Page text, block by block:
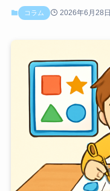
コラム 2026年6月28日